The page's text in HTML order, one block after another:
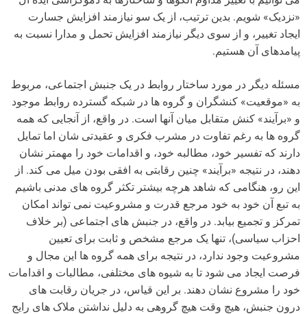
«نزدیک» شویم. بدین ترتیب، از یک سو نیازمند افزایش جسارت
ایجاد تغییر، و از سوی دیگر نیازمند افزایش تحمل و مدارا نسبت به
پیامدهای آن هستیم.
مسئله دیگر در مورد ساختار روابط در یک جنبش اجتماعی، مربوط
به «موقعیت» کنشگران و گروه ها در شبکه گسترده روابط موجود
و «برآیند» کنش متقابل میان آنها است. در واقع، از آنجایی که همه
گروه ها به رغم تفاوت در مشرب فکری و عقیدتی شان اما تمایل
دارند که تفسیر خود، مطالبه خود، و اقدامات خود را مهمتر نشان
دهند، در نتیجه «برآیند» چنین رقابتی به افقی بودن میل می کند. از
این رو، هنگامی که شاهد هرچه بیشتر تکثر گروه های مدنی باشیم
به تبع آن خود به خود مرجع قدرت و مشروعیت نمی تواند امکان
تمرکز و تجمیع بیابد. در واقع، در جنبش های اجتماعی (بر خلاف
احزاب سیاسی)، تنها یک مرجع مشخص و ثابت برای تعیین
مشروعیت وجود ندارد، در نتیجه برای همه گروه ها این مجال و
فرصت ایجاد می شود تا به شیوه های مختلفی، مطالبات و اقدامات
خود را مشروع نشان دهند. بر این قیاس، در جریان رقابت های
درون جنبش، هیچ وقت هیچ گروهی به دلیل نداشتن ملاک های رایج